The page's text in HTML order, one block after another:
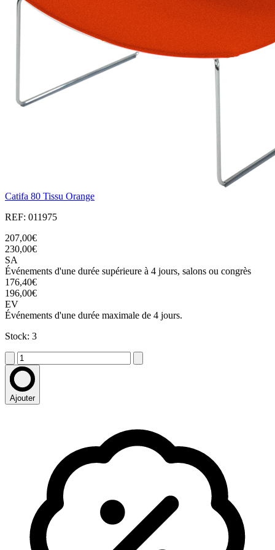
Catifa 80 Tissu Orange
REF: 011975
207,00€
230,00€
SA
Événements d'une durée supérieure à 4 jours, salons ou congrès
176,40€
196,00€
EV
Événements d'une durée maximale de 4 jours.
Stock: 3
Ajouter